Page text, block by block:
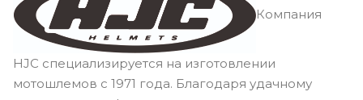
Компания
HJC специализируется на изготовлении
мотошлемов с 1971 года. Благодаря удачному